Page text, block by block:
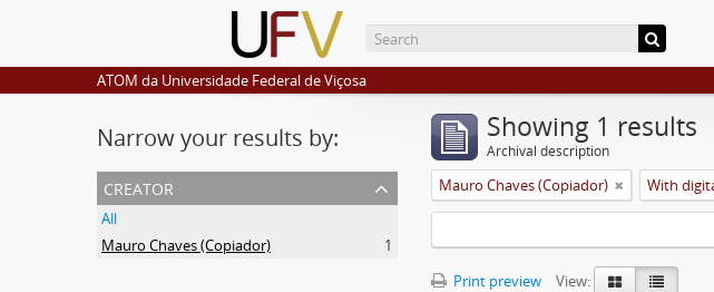
ATOM da Universidade Federal de Viçosa
Narrow your results by:
creator
All
Mauro Chaves (Copiador)
1
Showing 1 results
Archival description
Mauro Chaves (Copiador) With
Print preview
View: